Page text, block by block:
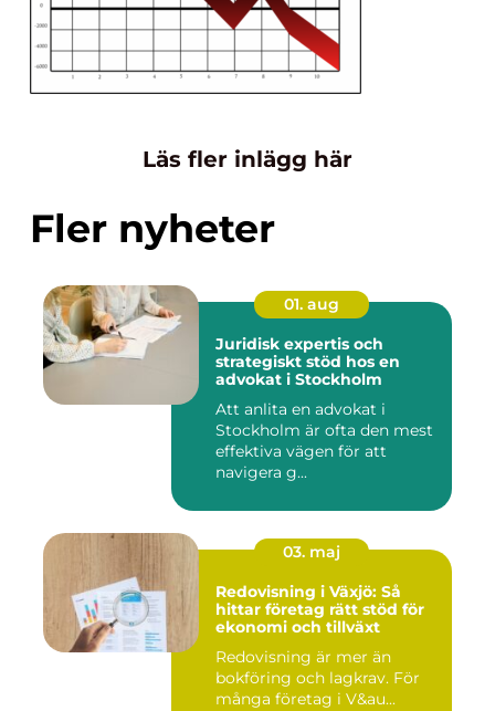
Läs fler inlägg här
Fler nyheter
01. aug
Juridisk expertis och
strategiskt stöd hos en
advokat i Stockholm
Att anlita en advokat i
Stockholm är ofta den mest
effektiva vägen för att
navigera g...
03. maj
Redovisning i Växjö: Så
hittar företag rätt stöd för
ekonomi och tillväxt
Redovisning är mer än
bokföring och lagkrav. För
många företag i V&au...